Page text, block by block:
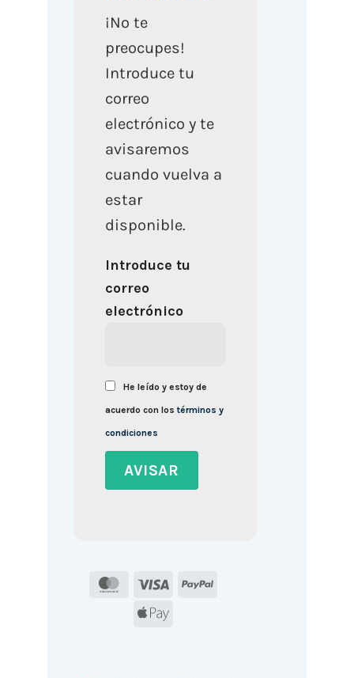
¡No te
preocupes!
Introduce tu
correo
electrónico y te
avisaremos
cuando vuelva a
estar
disponible.
Introduce tu
correo
electrónico
He leído y estoy de
acuerdo con lostérminos y
condiciones
MasterCard
Visa
PayPal
Apple